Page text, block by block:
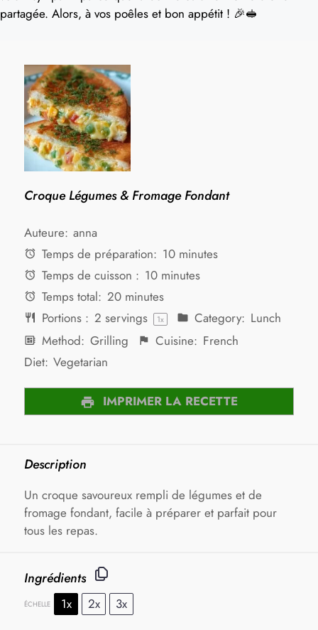
partagée. Alors, à vos poêles et bon appétit ! 🎉🥪
Croque Légumes & Fromage Fondant
Auteure: anna
Temps de préparation: 10 minutes
Temps de cuisson : 10 minutes
Temps total: 20 minutes
Portions : 2 servings 1x Category: Lunch
Method: Grilling Cuisine: French
Diet: Vegetarian
IMPRIMER LA RECETTE
Description
Un croque savoureux rempli de légumes et de
fromage fondant, facile à préparer et parfait pour
tous les repas.
Ingrédients
ÉCHELLE 1x 2x 3x